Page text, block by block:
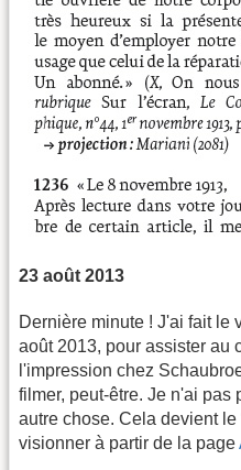
23 août 2013
Dernière minute ! J'ai fait le
août 2013, pour assister au
l'impression chez
filmer, peut-être. Je n'ai pas
autre chose. Cela devient le
visionner à partir de la page